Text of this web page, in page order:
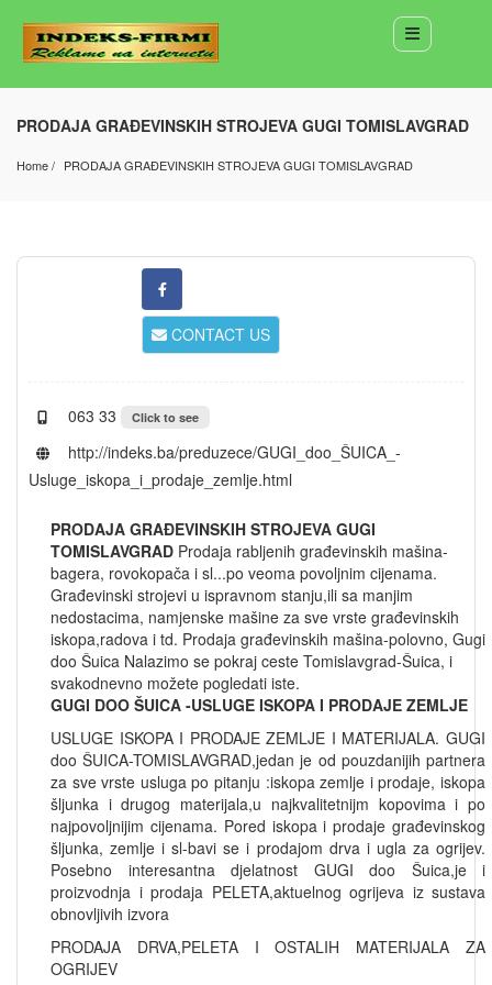
PRODAJA GRAĐEVINSKIH STROJEVA GUGI TOMISLAVGRAD
Home PRODAJA GRAĐEVINSKIH STROJEVA GUGI TOMISLAVGRAD
CONTACT US
063 33 Click to see
http://indeks.ba/preduzece/GUGI_doo_ŠUICA_-
Usluge_iskopa_i_prodaje_zemlje.html
PRODAJA GRAĐEVINSKIH STROJEVA GUGI
TOMISLAVGRAD Prodaja rabljenih građevinskih mašina-
bagera, rovokopača i sl...po veoma povoljnim cijenama.
Građevinski strojevi u ispravnom stanju,ili sa manjim
nedostacima, namjenske mašine za sve vrste građevinskih
iskopa,radova i td. Prodaja građevinskih mašina-polovno, Gugi
doo Šuica Nalazimo se pokraj ceste Tomislavgrad-Šuica, i
svakodnevno možete pogledati iste.
GUGI DOO ŠUICA -USLUGE ISKOPA I PRODAJE ZEMLJE
USLUGE ISKOPA I PRODAJE ZEMLJE I MATERIJALA. GUGI
doo ŠUICA-TOMISLAVGRAD,jedan je od pouzdanijih partnera
za sve vrste usluga po pitanju :iskopa zemlje i prodaje, iskopa
šljunka i drugog materijala,u najkvalitetnijm kopovima i po
najpovoljnijim cijenama. Pored iskopa i prodaje građevinskog
šljunka, zemlje i sl-bavi se i prodajom drva i ugla za ogrijev.
Posebno interesantna djelatnost GUGI doo Šuica,je i
proizvodnja i prodaja PELETA,aktuelnog ogrijeva iz sustava
obnovljivih izvora
PRODAJA DRVA,PELETA I OSTALIH MATERIJALA ZA
OGRIJEV